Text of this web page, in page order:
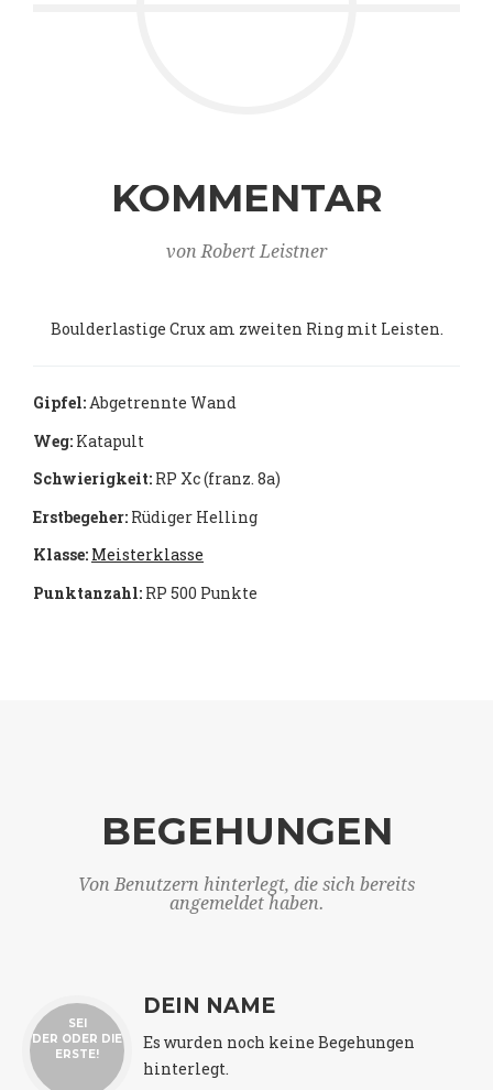
KOMMENTAR
von Robert Leistner
Boulderlastige Crux am zweiten Ring mit Leisten.
Gipfel:Abgetrennte Wand
Weg: Katapult
Schwierigkeit: RP Xc (franz. 8a)
Erstbegeher: Rüdiger Helling
Klasse: Meisterklasse
Punktanzahl: RP 500 Punkte
BEGEHUNGEN
Von Benutzern hinterlegt, die sich bereits
angemeldet haben.
SEI
DER ODER DIE
ERSTE!
DEIN NAME
Es wurden noch keine Begehungen
hinterlegt.